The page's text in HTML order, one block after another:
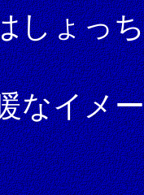
しょっ
なイメ